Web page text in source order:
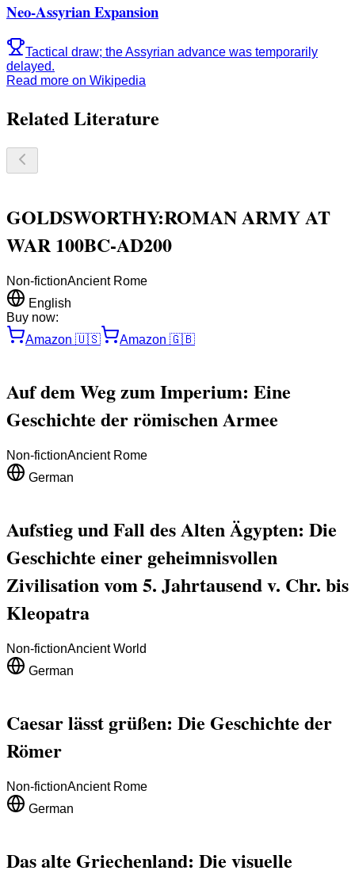
Neo-Assyrian Expansion
Tactical draw; the Assyrian advance was temporarily
delayed.
Read more on Wikipedia
Related Literature
GOLDSWORTHY:ROMAN ARMY AT
WAR 100BC-AD200
Non-fictionAncient Rome
English
Buy now:
Amazon 🇺🇸 Amazon 🇬🇧
Auf dem Weg zum Imperium: Eine
Geschichte der römischen Armee
Non-fictionAncient Rome
German
Aufstieg und Fall des Alten Ägypten: Die
Geschichte einer geheimnisvollen
Zivilisation vom 5. Jahrtausend v. Chr. bis
Kleopatra
Non-fictionAncient World
German
Caesar lässt grüßen: Die Geschichte der
Römer
Non-fictionAncient Rome
German
Das alte Griechenland: Die visuelle